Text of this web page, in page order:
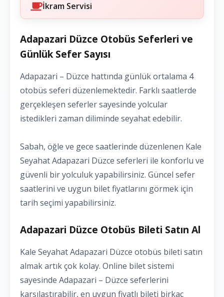
İkram Servisi
Adapazari Düzce Otobüs Seferleri ve
Günlük Sefer Sayısı
Adapazari – Düzce hattında günlük ortalama 4
otobüs seferi düzenlemektedir. Farklı saatlerde
gerçekleşen seferler sayesinde yolcular
istedikleri zaman diliminde seyahat edebilir.
Sabah, öğle ve gece saatlerinde düzenlenen Kale
Seyahat Adapazari Düzce seferleri ile konforlu ve
güvenli bir yolculuk yapabilirsiniz. Güncel sefer
saatlerini ve uygun bilet fiyatlarını görmek için
tarih seçimi yapabilirsiniz.
Adapazari Düzce Otobüs Bileti Satın Al
Kale Seyahat Adapazari Düzce otobüs bileti satın
almak artık çok kolay. Online bilet sistemi
sayesinde Adapazari – Düzce seferlerini
karşılaştırabilir, en uygun fiyatlı bileti birkaç